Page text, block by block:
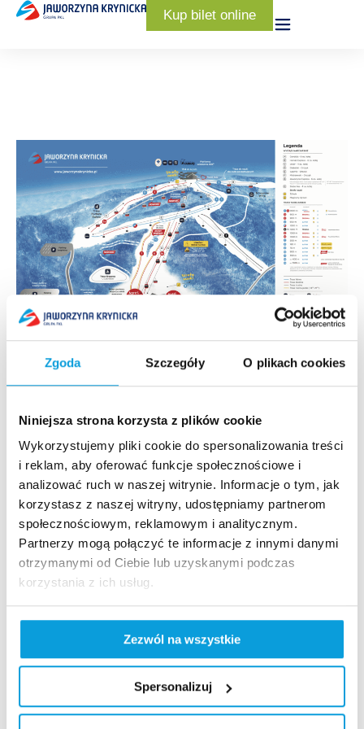
Zgoda Szczegóły O plikach cookies
Niniejsza strona korzysta z plików cookie
Wykorzystujemy pliki cookie do spersonalizowania treści
i reklam, aby oferować funkcje społecznościowe i
analizować ruch w naszej witrynie. Informacje o tym, jak
korzystasz z naszej witryny, udostępniamy partnerom
społecznościowym, reklamowym i analitycznym.
Partnerzy mogą połączyć te informacje z innymi danymi
otrzymanymi od Ciebie lub uzyskanymi podczas
korzystania z ich usług.
Zezwól na wszystkie
Spersonalizuj
Kup bilet online
Szybki dostęp​
Strona główna
Kamery live
Aktualności
Szukaj na stronie
Nasze standardy
Rodo
Polityka prywatności
Polityka jakości
Standardy Ochronny Małoletnich
Sygnalista – Grupa PKL